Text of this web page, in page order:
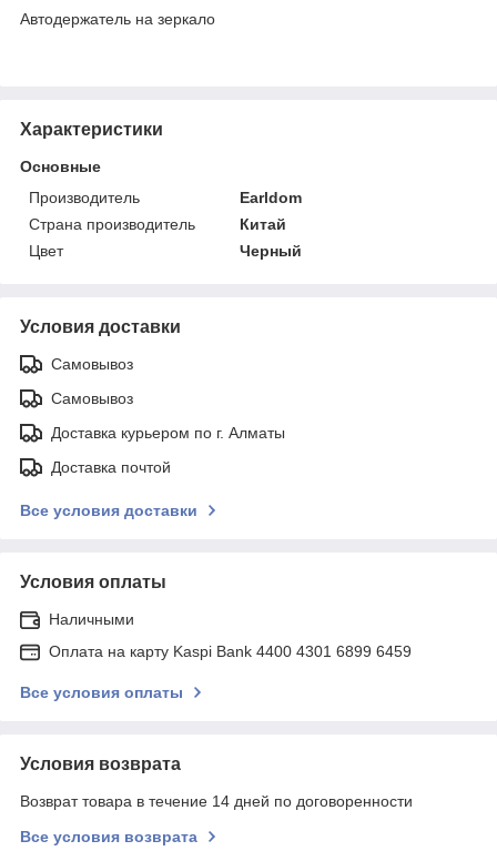
Автодержатель на зеркало
Характеристики
Основные
Производитель
Earldom
Страна производитель
Китай
Цвет
Черный
Условия доставки
Самовывоз
Самовывоз
Доставка курьером по г. Алматы
Доставка почтой
Все условия доставки
Условия оплаты
Наличными
Оплата на карту Kaspi Bank 4400 4301 6899 6459
Все условия оплаты
Условия возврата
Возврат товара в течение 14 дней по договоренности
Все условия возврата